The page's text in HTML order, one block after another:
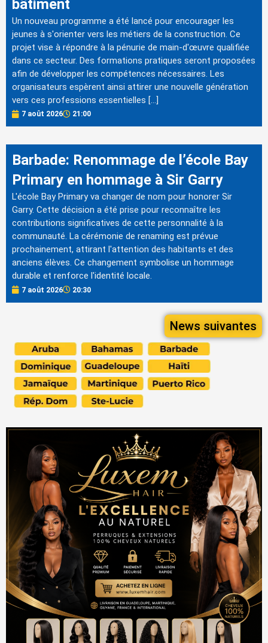
bâtiment
Un nouveau programme a été lancé pour encourager les
jeunes à s'orienter vers les métiers de la construction. Ce
projet vise à répondre à la pénurie de main-d'œuvre qualifiée
dans ce secteur. Des formations pratiques seront proposées
afin de développer les compétences nécessaires. Les
organisateurs espèrent ainsi attirer une nouvelle génération
vers ces professions essentielles […]
7 août 2026 21:00
Barbade: Renommage de l’école Bay
Primary en hommage à Sir Garry
L'école Bay Primary va changer de nom pour honorer Sir
Garry. Cette décision a été prise pour reconnaître les
contributions significatives de cette personnalité à la
communauté. La cérémonie de renaming est prévue
prochainement, attirant l'attention des habitants et des
anciens élèves. Ce changement symbolise un hommage
durable et renforce l'identité locale.
7 août 2026 20:30
News suivantes